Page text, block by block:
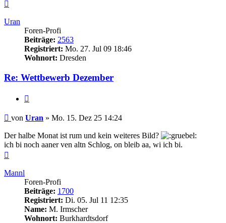
Uran
Foren-Profi
Beiträge: 2563
Registriert: Mo. 27. Jul 09 18:46
Wohnort: Dresden
Re: Wettbewerb Dezember
Beitrag
von Uran » Mo. 15. Dez 25 14:24
Der halbe Monat ist rum und kein weiteres Bild?
ich bi noch aaner ven altn Schlog, on bleib aa, wi ich bi.
Mannl
Foren-Profi
Beiträge: 1700
Registriert: Di. 05. Jul 11 12:35
Name: M. Irmscher
Wohnort: Burkhardtsdorf